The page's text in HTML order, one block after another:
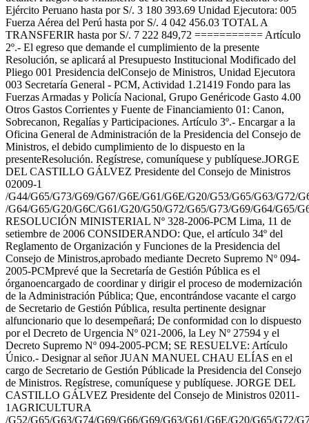
Ejército Peruano hasta por S/. 3 180 393.69 Unidad Ejecutora: 005
Fuerza Aérea del Perú hasta por S/. 4 042 456.03 TOTAL A
TRANSFERIR hasta por S/. 7 222 849,72 =========== Artículo
2º.- El egreso que demande el cumplimiento de la presente
Resolución, se aplicará al Presupuesto Institucional Modificado del
Pliego 001 Presidencia delConsejo de Ministros, Unidad Ejecutora
003 Secretaría General - PCM, Actividad 1.21419 Fondo para las
Fuerzas Armadas y Policía Nacional, Grupo Genéricode Gasto 4.00
Otros Gastos Corrientes y Fuente de Financiamiento 01: Canon,
Sobrecanon, Regalías y Participaciones. Artículo 3º.- Encargar a la
Oficina General de Administración de la Presidencia del Consejo de
Ministros, el debido cumplimiento de lo dispuesto en la
presenteResolución. Regístrese, comuníquese y publíquese.JORGE
DEL CASTILLO GÁLVEZ Presidente del Consejo de Ministros
02009-1
/G44/G65/G73/G69/G67/G6E/G61/G6E/G20/G53/G65/G63/G72/
/G64/G65/G20/G6C/G61/G20/G50/G72/G65/G73/G69/G64/G65/
RESOLUCIÓN MINISTERIAL Nº 328-2006-PCM Lima, 11 de
setiembre de 2006 CONSIDERANDO: Que, el artículo 34º del
Reglamento de Organización y Funciones de la Presidencia del
Consejo de Ministros,aprobado mediante Decreto Supremo Nº 094-
2005-PCMprevé que la Secretaría de Gestión Pública es el
órganoencargado de coordinar y dirigir el proceso de modernización
de la Administración Pública; Que, encontrándose vacante el cargo
de Secretario de Gestión Pública, resulta pertinente designar
alfuncionario que lo desempeñará; De conformidad con lo dispuesto
por el Decreto de Urgencia Nº 021-2006, la Ley Nº 27594 y el
Decreto Supremo Nº 094-2005-PCM; SE RESUELVE: Artículo
Único.- Designar al señor JUAN MANUEL CHAU ELÍAS en el
cargo de Secretario de Gestión Públicade la Presidencia del Consejo
de Ministros. Regístrese, comuníquese y publíquese. JORGE DEL
CASTILLO GÁLVEZ Presidente del Consejo de Ministros 02011-
1AGRICULTURA
/G52/G65/G63/G74/G69/G66/G69/G63/G61/G6E/G20/G65/G72/